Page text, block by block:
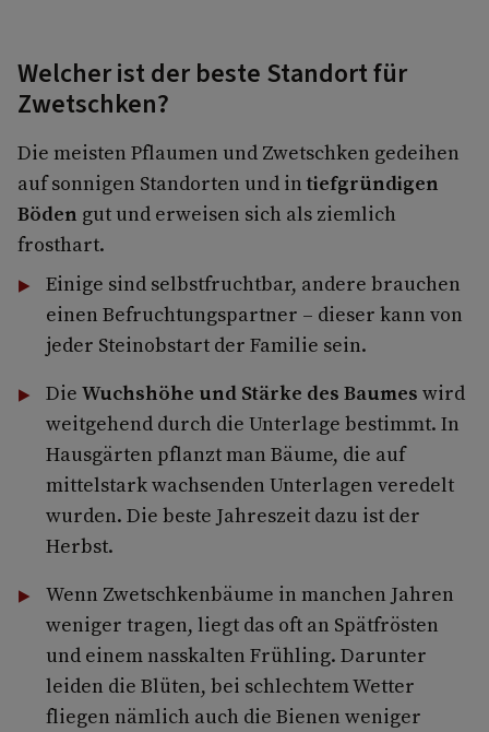
Welcher ist der beste Standort für
Zwetschken?
Die meisten Pflaumen und Zwetschken gedeihen
auf sonnigen Standorten und intiefgründigen
Böden gut und erweisen sich als ziemlich
frosthart.
Einige sind selbstfruchtbar, andere brauchen
einen Befruchtungspartner – dieser kann von
jeder Steinobstart der Familie sein.
Die Wuchshöhe und Stärke des Baumes wird
weitgehend durch die Unterlage bestimmt. In
Hausgärten pflanzt man Bäume, die auf
mittelstark wachsenden Unterlagen veredelt
wurden. Die beste Jahreszeit dazu ist der
Herbst.
Wenn Zwetschkenbäume in manchen Jahren
weniger tragen, liegt das oft an Spätfrösten
und einem nasskalten Frühling. Darunter
leiden die Blüten, bei schlechtem Wetter
fliegen nämlich auch die Bienen weniger